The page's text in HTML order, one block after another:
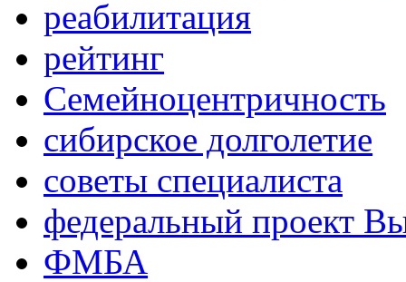
реабилитация
рейтинг
Семейноцентричность
сибирское долголетие
советы специалиста
федеральный проект
ФМБА